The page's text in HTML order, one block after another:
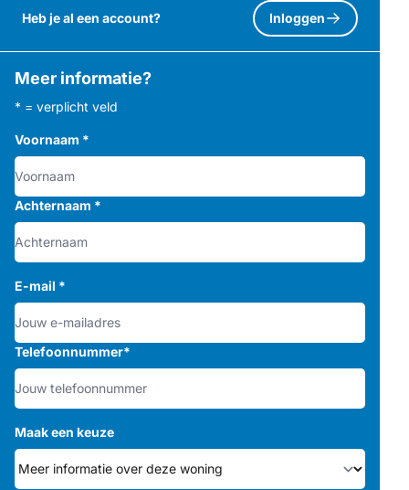
Heb je al een account? Inloggen
Meer informatie?
* = verplicht veld
Voornaam *
Achternaam *
E-mail *
Telefoonnummer*
Maak een keuze